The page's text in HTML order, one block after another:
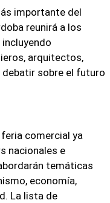
importante del
reunirá a los
incluyendo
arquitectos,
sobre el futuro
comercial ya
nacionales e
temáticas
economía,
. La lista de